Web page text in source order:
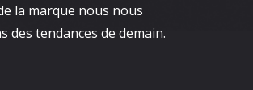
la marque nous nous
des tendances de demain.